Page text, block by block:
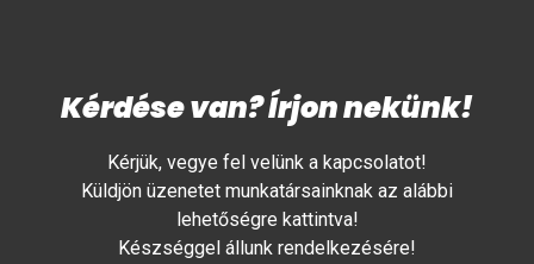
Kérdése van? Írjon nekünk!
Kérjük, vegye fel velünk a kapcsolatot!
Küldjön üzenetet munkatársainknak az alábbi
lehetőségre kattintva!
Készséggel állunk rendelkezésére!